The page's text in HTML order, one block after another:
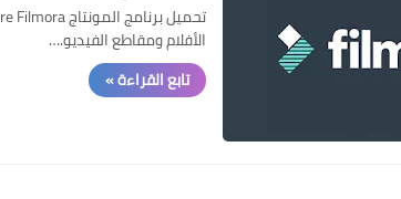
الأفلام ومقاطع الفيديو.…
تابع القراءة »